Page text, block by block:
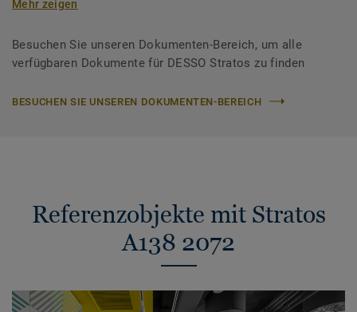
Mehr zeigen
Besuchen Sie unseren Dokumenten-Bereich, um alle
verfügbaren Dokumente für DESSO Stratos zu finden
BESUCHEN SIE UNSEREN DOKUMENTEN-BEREICH
Referenzobjekte mit Stratos
A138 2072